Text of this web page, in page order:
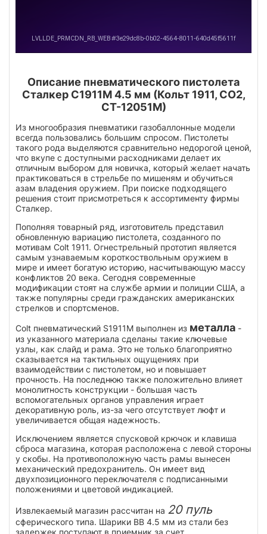
Описание пневматического пистолета
Сталкер С1911М 4.5 мм (Кольт 1911, СО2,
СТ-12051М)
Из многообразия пневматики газобаллонные модели
всегда пользовались большим спросом. Пистолеты
такого рода выделяются сравнительно недорогой ценой,
что вкупе с доступными расходниками делает их
отличным выбором для новичка, который желает начать
практиковаться в стрельбе по мишеням и обучиться
азам владения оружием. При поиске подходящего
решения стоит присмотреться к ассортименту фирмы
Сталкер.
Пополняя товарный ряд, изготовитель представил
обновленную вариацию пистолета, созданного по
мотивам Colt 1911. Огнестрельный прототип является
самым узнаваемым короткоствольным оружием в
мире и имеет богатую историю, насчитывающую массу
конфликтов 20 века. Сегодня современные
модификации стоят на службе армии и полиции США, а
также популярны среди гражданских американских
стрелков и спортсменов.
Colt пневматический S1911M выполнен из металла -
из указанного материала сделаны такие ключевые
узлы, как слайд и рама. Это не только благоприятно
сказывается на тактильных ощущениях при
взаимодействии с пистолетом, но и повышает
прочность. На последнюю также положительно влияет
монолитность конструкции - большая часть
вспомогательных органов управления играет
декоративную роль, из-за чего отсутствует люфт и
увеличивается общая надежность.
Исключением является спусковой крючок и клавиша
сброса магазина, которая расположена с левой стороны
у скобы. На противоположную часть рамы вынесен
механический предохранитель. Он имеет вид
двухпозиционного переключателя с подписанными
положениями и цветовой индикацией.
Извлекаемый магазин рассчитан на 20 пуль
сферического типа. Шарики BB 4.5 мм из стали без